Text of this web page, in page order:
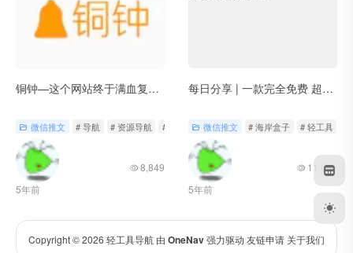
铜钟—这个网站终于满血复活了！
微信推文 # 导航 # 资源导航 # 轻工具
5年前
8,849
每日分享 | 一款完全免费 超多功能的APP
微信推文 # 海岸盒子 # 轻工具
5年前
11,821
Copyright © 2026 轻工具导航 由 OneNav强力驱动 友链申请 关于我们